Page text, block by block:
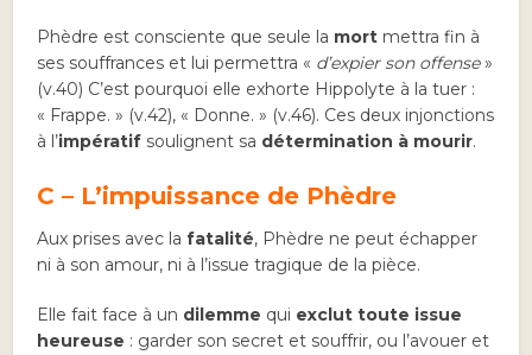
Phèdre est consciente que seule la mort mettra fin à
ses souffrances et lui permettra « d’expier son offense»
(v.40) C’est pourquoi elle exhorte Hippolyte à la tuer :
« Frappe. » (v.42), « Donne. » (v.46). Ces deux injonctions
à l’impératif soulignent sa détermination à mourir.
C – L’impuissance de Phèdre
Aux prises avec lafatalité, Phèdre ne peut échapper
ni à son amour, ni à l’issue tragique de la pièce.
Elle fait face à un dilemme qui exclut toute issue
heureuse : garder son secret et souffrir, ou l’avouer et